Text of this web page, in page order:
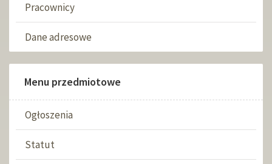
Pracownicy
Dane adresowe
Menu przedmiotowe
Ogłoszenia
Statut